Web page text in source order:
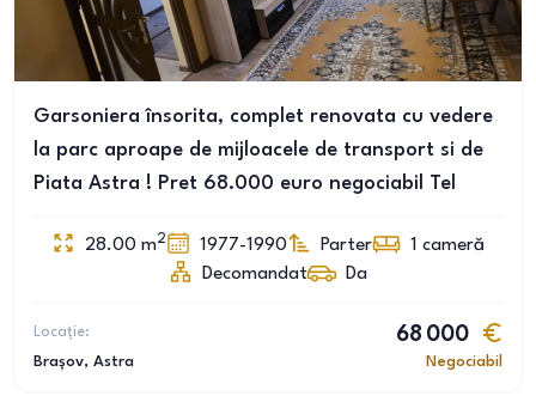
Garsoniera însorita, complet renovata cu vedere
la parc aproape de mijloacele de transport si de
Piata Astra ! Pret 68.000 euro negociabil Tel
28.00 m2 1977-1990 Parter 1 cameră
Decomandat
Da
Locație:
Brașov, Astra
68 000
Negociabil